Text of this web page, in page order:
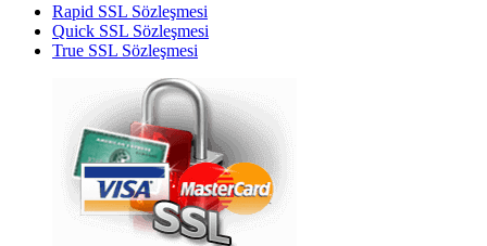
Rapid SSL Sözleşmesi
Quick SSL Sözleşmesi
True SSL Sözleşmesi